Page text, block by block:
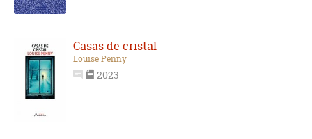
Casas de cristal
Louise Penny
2023